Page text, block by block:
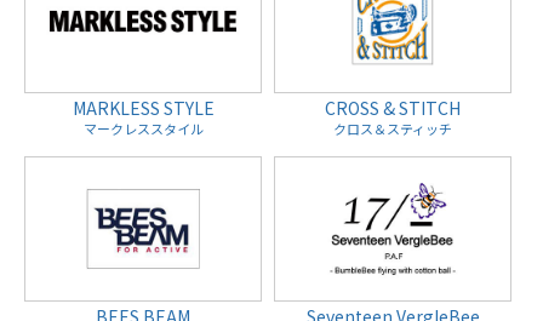
MARKLESS STYLE
マークレススタイル
CROSS & STITCH
クロス＆スティッチ
BEES BEAM Seventeen VergleBee